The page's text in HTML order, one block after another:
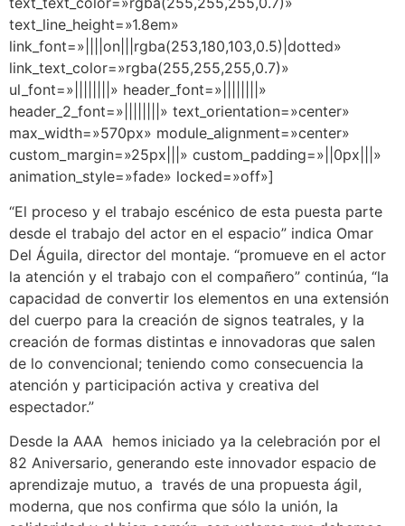
text_line_height=»1.8em»
link_font=»||||on|||rgba(253,180,103,0.5)|dotted»
link_text_color=»rgba(255,255,255,0.7)»
ul_font=»||||||||» header_font=»||||||||»
header_2_font=»||||||||» text_orientation=»center»
max_width=»570px» module_alignment=»center»
custom_margin=»25px|||» custom_padding=»||0px|||»
animation_style=»fade» locked=»off»]
“El proceso y el trabajo escénico de esta puesta parte
desde el trabajo del actor en el espacio” indica Omar
Del Águila, director del montaje. “promueve en el actor
la atención y el trabajo con el compañero” continúa, “la
capacidad de convertir los elementos en una extensión
del cuerpo para la creación de signos teatrales, y la
creación de formas distintas e innovadoras que salen
de lo convencional; teniendo como consecuencia la
atención y participación activa y creativa del
espectador.”
Desde la AAA hemos iniciado ya la celebración por el
82 Aniversario, generando este innovador espacio de
aprendizaje mutuo, a través de una propuesta ágil,
moderna, que nos confirma que sólo la unión, la